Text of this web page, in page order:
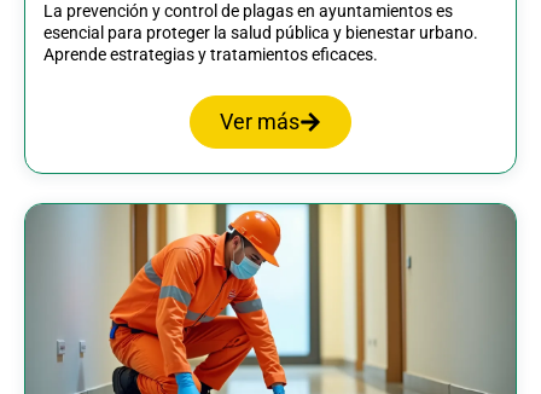
La prevención y control de plagas en ayuntamientos es
esencial para proteger la salud pública y bienestar urbano.
Aprende estrategias y tratamientos eficaces.
Ver más